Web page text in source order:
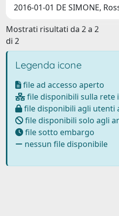
2016-01-01 DE SIMONE,
Mostrati risultati da 2 a 2
di 2
Legenda icone
file ad accesso aperto
file disponibili sulla rete
file disponibili agli utenti
file disponibili solo agli
file sotto embargo
nessun file disponibile